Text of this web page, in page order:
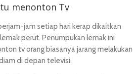
menonton Tv
jam setiap hari kerap dikaitkan
perut. Penumpukan lemak ini
tv orang biasanya jarang melakukan
di depan televisi.